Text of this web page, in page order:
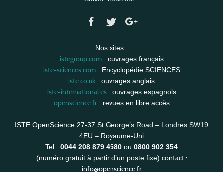
Nos sites :
istegroup.com: ouvrages français
iste-sciences.com: Encyclopédie SCIENCES
iste.co.uk : ouvrages anglais
iste-international.es: ouvrages espagnols
openscience.fr: revues en libre accès
ISTE OpenScience 27-37 St George’s Road – Londres SW19
4EU – Royaume-Uni
Tel : 0044 208 879 4580 ou 0800 902 354
(numéro gratuit à partir d’un poste fixe) contact :
info@openscience.fr